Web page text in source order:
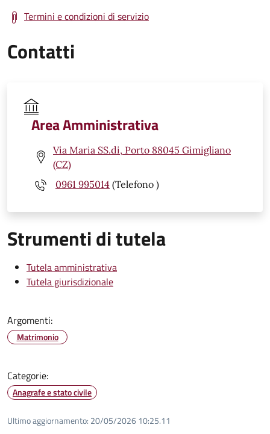
Termini e condizioni di servizio
Contatti
Area Amministrativa
Via Maria SS.di, Porto 88045 Gimigliano
(CZ)
0961 995014 (Telefono )
Strumenti di tutela
Tutela amministrativa
Tutela giurisdizionale
Argomenti:
Matrimonio
Categorie:
Anagrafe e stato civile
Ultimo aggiornamento: 20/05/2026 10:25.11